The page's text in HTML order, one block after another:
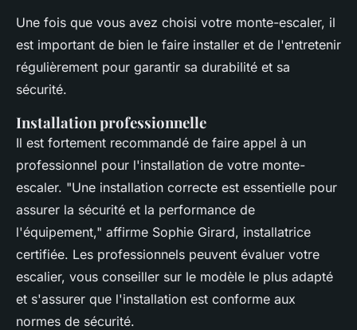
Une fois que vous avez choisi votre monte-escaler, il
est important de bien le faire installer et de l'entretenir
régulièrement pour garantir sa durabilité et sa
sécurité.
Installation professionnelle
Il est fortement recommandé de faire appel à un
professionnel pour l'installation de votre monte-
escaler. "Une installation correcte est essentielle pour
assurer la sécurité et la performance de
l'équipement," affirme Sophie Girard, installatrice
certifiée. Les professionnels peuvent évaluer votre
escalier, vous conseiller sur le modèle le plus adapté
et s'assurer que l'installation est conforme aux
normes de sécurité.